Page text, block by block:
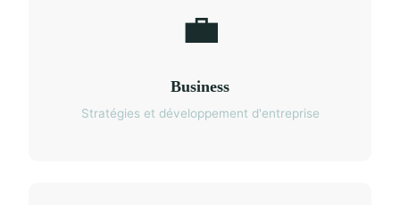
💼
Business
Stratégies et développement d'entreprise